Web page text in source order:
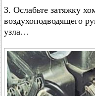
3. Ослабьте затяжку
воздухоподводящего
узла…